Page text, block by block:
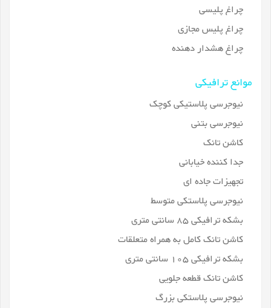
چراغ پلیسی
چراغ پلیس مجازی
چراغ هشدار دهنده
موانع ترافیکی
نیوجرسی پلاستیکی کوچک
نیوجرسی بتنی
کاشن تانک
جدا کننده خیابانی
تجهیزات جاده ای
نیوجرسی پلاستکی متوسط
بشکه ترافیکی 85 سانتی متری
کاشن تانک کامل به همراه متعلقات
بشکه ترافیکی 105 سانتی متری
کاشن تانک قطعه جلویی
نیوجرسی پلاستکی بزرگ